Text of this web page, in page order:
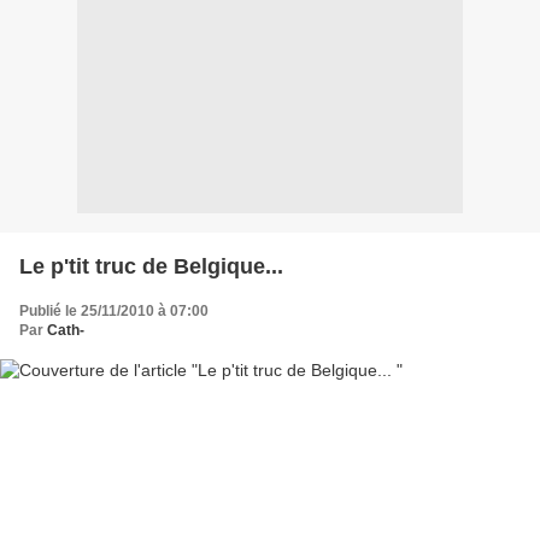
Le p'tit truc de Belgique...
Publié le 25/11/2010 à 07:00
Par Cath-